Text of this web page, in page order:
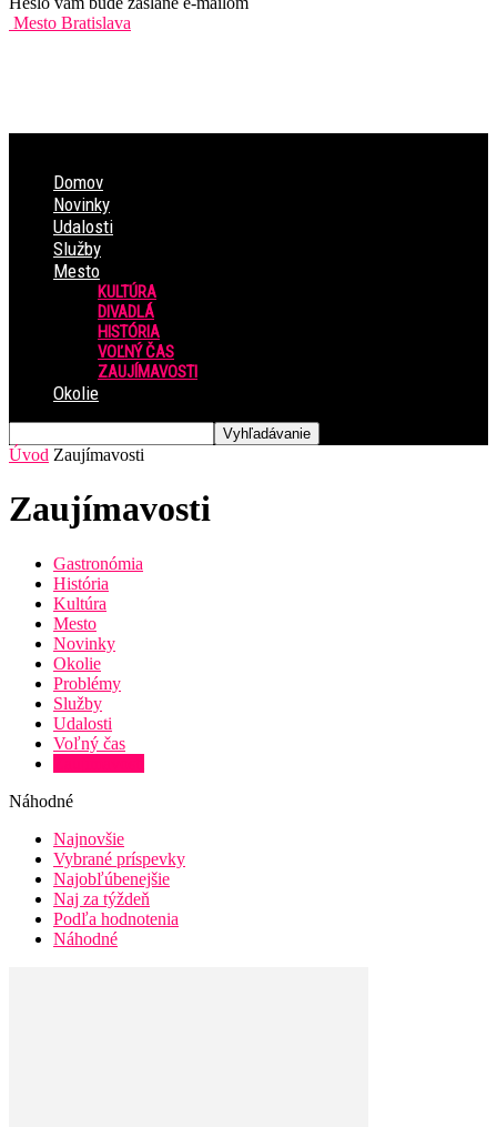
Mesto Bratislava
Domov
Novinky
Udalosti
Služby
Mesto
KULTÚRA
DIVADLÁ
HISTÓRIA
VOĽNÝ ČAS
ZAUJÍMAVOSTI
Okolie
Úvod Zaujímavosti
Zaujímavosti
Gastronómia
História
Kultúra
Mesto
Novinky
Okolie
Problémy
Služby
Udalosti
Voľný čas
Náhodné
Najnovšie
Vybrané príspevky
Najobľúbenejšie
Naj za týždeň
Podľa hodnotenia
Náhodné